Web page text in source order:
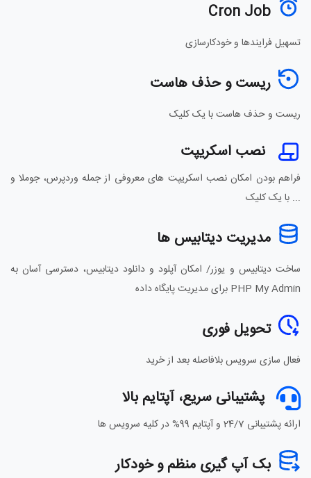
Cron Job
تسهیل فرایندها و خودکارسازی
ریست و حذف هاست
ریست و حذف هاست با یک کلیک
نصب اسکریپت
فراهم بودن امکان نصب اسکریپت های معروفی از جمله وردپرس، جوملا و
... با یک کلیک
مدیریت دیتابیس ها
ساخت دیتابیس و یوزر/ امکان آپلود و دانلود دیتابیس، دسترسی آسان به
PHP My Admin برای مدیریت پایگاه داده
تحویل فوری
فعال سازی سرویس بلافاصله بعد از خرید
پشتیبانی سریع، آپتایم بالا
ارائه پشتیبانی 24/7 و آپتایم 99% در کلیه سرویس ها
بک آپ گیری منظم و خودکار